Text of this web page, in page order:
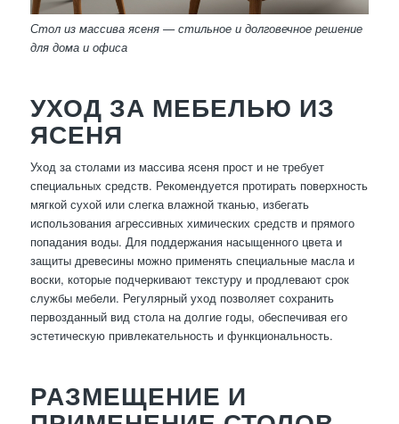
Стол из массива ясеня — стильное и долговечное решение
для дома и офиса
УХОД ЗА МЕБЕЛЬЮ ИЗ
ЯСЕНЯ
Уход за столами из массива ясеня прост и не требует
специальных средств. Рекомендуется протирать поверхность
мягкой сухой или слегка влажной тканью, избегать
использования агрессивных химических средств и прямого
попадания воды. Для поддержания насыщенного цвета и
защиты древесины можно применять специальные масла и
воски, которые подчеркивают текстуру и продлевают срок
службы мебели. Регулярный уход позволяет сохранить
первозданный вид стола на долгие годы, обеспечивая его
эстетическую привлекательность и функциональность.
РАЗМЕЩЕНИЕ И